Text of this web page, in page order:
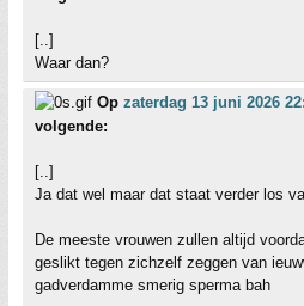
[..]
Waar dan?
Op zaterdag 13 juni 2026
volgende:
[..]
Ja dat wel maar dat staat verder los
De meeste vrouwen zullen altijd
geslikt tegen zichzelf zeggen van
gadverdamme smerig sperma bah